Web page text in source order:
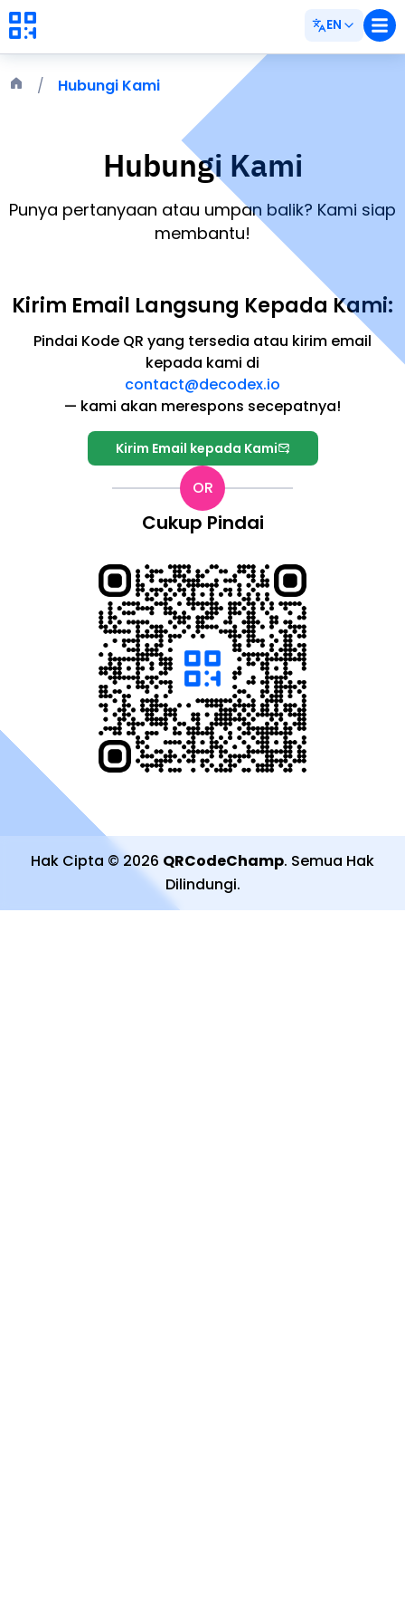
EN
Hubungi Kami
Hubungi Kami
Punya pertanyaan atau umpan balik? Kami siap
membantu!
Kirim Email Langsung Kepada Kami:
Pindai Kode QR yang tersedia atau kirim email
kepada kami di
contact@decodex.io
— kami akan merespons secepatnya!
Kirim Email kepada Kami
OR
Cukup Pindai
Hak Cipta © 2026 QRCodeChamp. Semua Hak
Dilindungi.